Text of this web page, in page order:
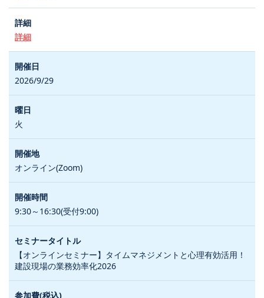
詳細
2026/9/29
火
オンライン(Zoom)
9:30～16:30(受付9:00)
【オンラインセミナー】タイムマネジメントと心理有効活用！
建設現場の業務効率化2026